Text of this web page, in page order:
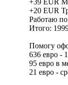
+39 EUR
+20 EUR
Работаю
Итого:
Помогу
636 евро -
95 евро в
21 евро -